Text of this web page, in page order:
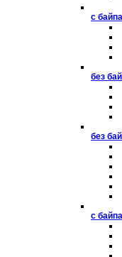
с
без
без
с